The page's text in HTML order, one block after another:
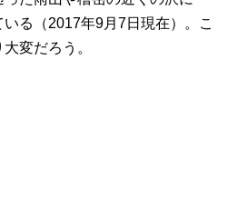
いる（2017年9月7日現在）。こ
変だろう。